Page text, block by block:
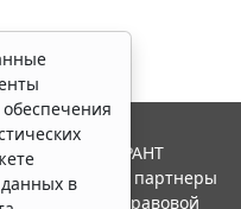
данных в
Система ГАРАНТ
"Гарант" и ее партнеры
ассоциации правовой